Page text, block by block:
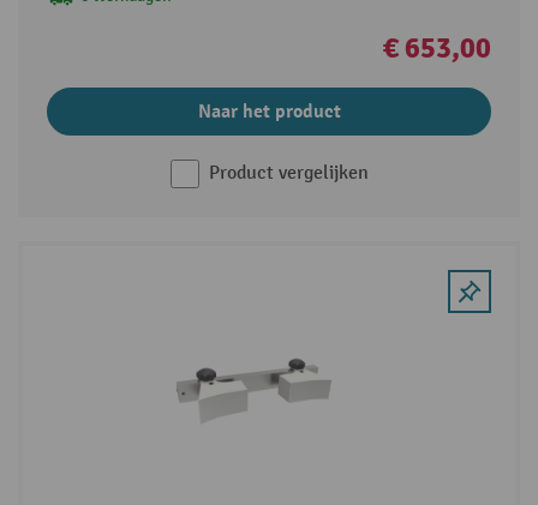
€ 653,00
Naar het product
Product vergelijken